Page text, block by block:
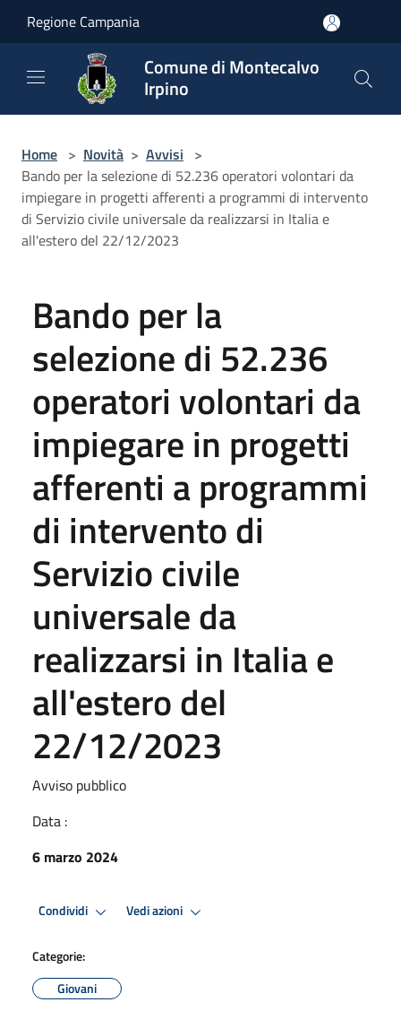
Regione Campania
Comune di Montecalvo
Irpino
Home > Novità > Avvisi >
Bando per la selezione di 52.236 operatori volontari da
impiegare in progetti afferenti a programmi di intervento
di Servizio civile universale da realizzarsi in Italia e
all'estero del 22/12/2023
Bando per la
selezione di 52.236
operatori volontari da
impiegare in progetti
afferenti a programmi
di intervento di
Servizio civile
universale da
realizzarsi in Italia e
all'estero del
22/12/2023
Avviso pubblico
Data :
6 marzo 2024
Condividi Vedi azioni
Categorie:
Giovani